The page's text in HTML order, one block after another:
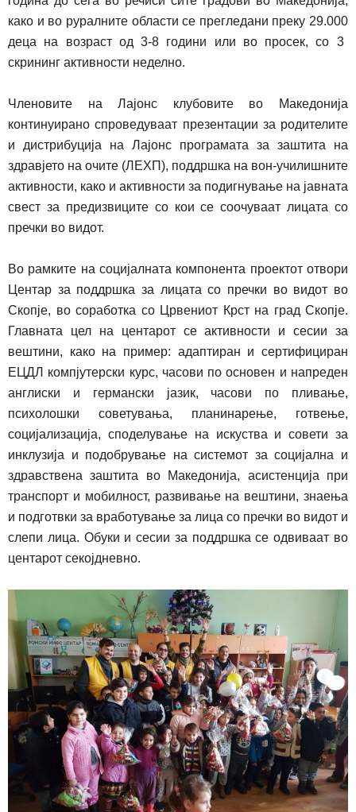
како и во руралните области се прегледани преку 29.000
деца на возраст од3-8 години или во просек, со 3
скрининг активности неделно.
Членовите на Лајонс клубовите во Македонија
континуирано спроведуваат презентации за родителите
и дистрибуција на Лајонс програмата за заштита на
здравјето на очите (ЛЕХП), поддршка на вон-училишните
активности, како и активности за подигнување на јавната
свест за предизвиците со кои се соочуваат лицата со
пречки во видот.
Во рамките на социјалната компонента проектот отвори
Центар за поддршка за лицата со пречки во видот во
Скопје, во соработка со Црвениот Крст на град Скопје.
Главната цел на центарот се активности и сесии за
вештини, како на пример: адаптиран и сертифициран
ЕЦДЛ компјутерски курс, часови по основен и напреден
англиски и германски јазик, часови по пливање,
психолошки советувања, планинарење, готвење,
социјализација, споделување на искуства и совети за
инклузија и подобрување на системот за социјална и
здравствена заштита во Македонија, асистенција при
транспорт и мобилност, развивање на вештини, знаења
и подготвки за вработување за лица со пречки во видот и
слепи лица. Обуки и сесии за поддршка се одвиваат во
центарот секојдневно.